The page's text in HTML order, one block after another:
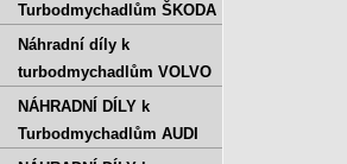
Turbodmychadlům ŠKODA
Náhradní díly k
turbodmychadlům VOLVO
NÁHRADNÍ DÍLY k
Turbodmychadlům AUDI